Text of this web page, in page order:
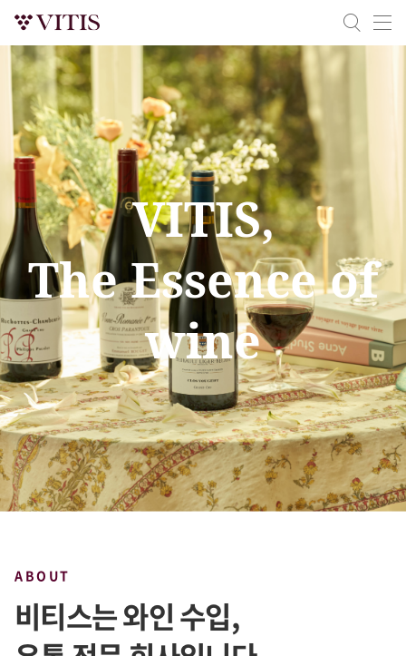
VITIS,
The Essence of
wine
ABOUT
비티스는 와인 수입,